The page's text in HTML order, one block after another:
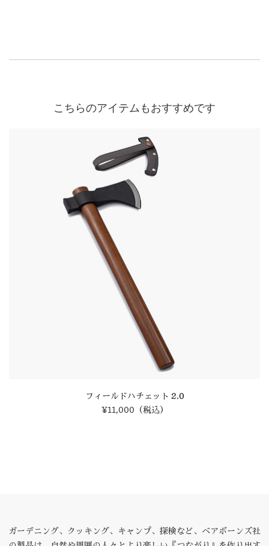
こちらのアイテムもおすすめです
フィールドハチェット 2.0
¥11,000 （税込）
ガーデニング、クッキング、キャンプ、探検など、ベアボーンズ社